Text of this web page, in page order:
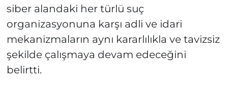
siber alandaki her türlü suç
organizasyonuna karşı adli ve idari
mekanizmaların aynı kararlılıkla ve tavizsiz
şekilde çalışmaya devam edeceğini
belirtti.